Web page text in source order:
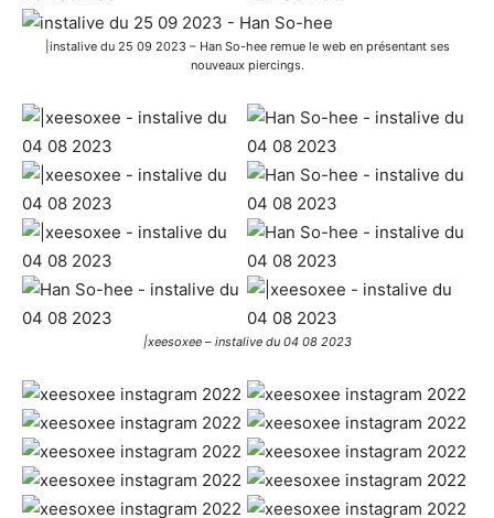
|instalive du 25 09 2023 – Han So-hee remue le web en présentant ses
nouveaux piercings.
|xeesoxee – instalive du 04 08 2023